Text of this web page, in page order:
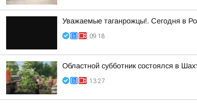
Уважаемые таганрожцы!. Сегодня в
09:18
Областной субботник состоялся в
13:27